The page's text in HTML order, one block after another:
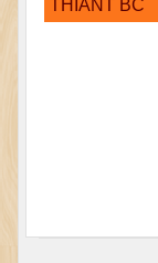
THIANT BC